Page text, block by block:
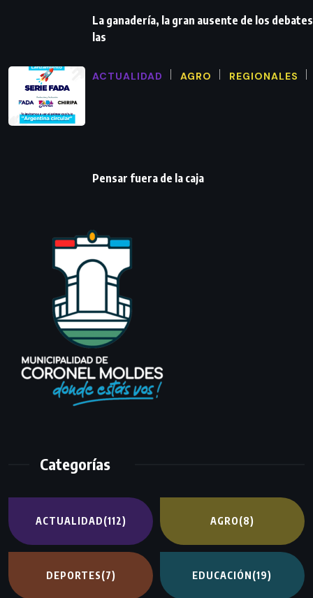
La ganadería, la gran ausente de los
las
ACTUALIDAD AGRO REGIONALES
Pensar fuera de la caja
Categorías
ACTUALIDAD(112) AGRO(8)
DEPORTES(7) EDUCACIÓN(19)